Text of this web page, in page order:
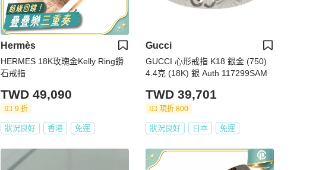
Hermès
HERMES 18K玫瑰金Kelly Ring鑽
石戒指
TWD 49,090
9 折
狀況良好 香港 免運
Gucci
GUCCI 心形戒指 K18 銀金 (750)
4.4克 (18K) 銀 Auth 117299SAM
TWD 39,701
現折 800
狀況良好 日本 免運